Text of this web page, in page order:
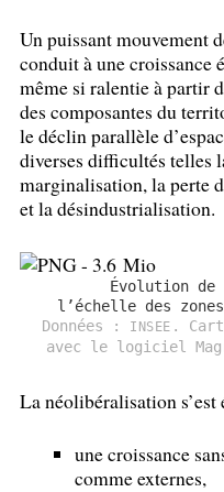
Un puissant mouvement
conduit à une croissance
même si ralentie à partir
des composantes du
le déclin parallèle
diverses difficultés telles
marginalisation, la perte
et la désindustrialisation.
Évolution
l’échelle des
Données :
INSEE .
avec le logiciel
La néolibéralisation
une croissance
comme externes,